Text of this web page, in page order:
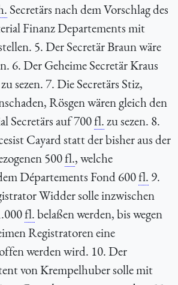
Secretärs nach dem Vorschlag des
Finanz Departements mit
5. Der Secretär Braun wäre
6. Der Geheime Secretär Kraus
zu sezen. 7. Die Secretärs Stiz,
Rösgen wären gleich den
Secretärs auf 700fl.zu sezen. 8.
Cayard statt der bisher aus der
500fl., welche
Départements Fond 600fl. 9.
Widder solle inzwischen
fl.belaßen werden, bis wegen
Registratoren eine
werden wird. 10. Der
von Krempelhuber solle mit